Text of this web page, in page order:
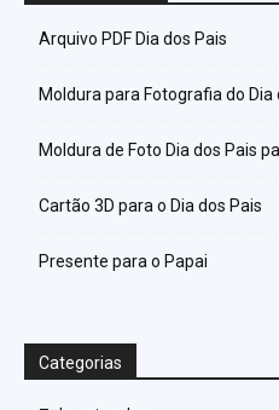
Arquivo PDF Dia dos Pais
Moldura para Fotografia do Dia
Moldura de Foto Dia dos Pais
Cartão 3D para o Dia dos Pais
Presente para o Papai
Categorias